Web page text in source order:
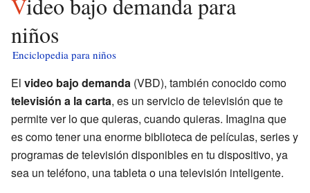
niños
Enciclopedia para niños
El video bajo demanda (VBD), también conocido como
televisión a la carta, es un servicio de televisión que te
permite ver lo que quieras, cuando quieras. Imagina que
es como tener una enorme biblioteca de películas, series y
programas de televisión disponibles en tu dispositivo, ya
sea un teléfono, una tableta o una televisión inteligente.